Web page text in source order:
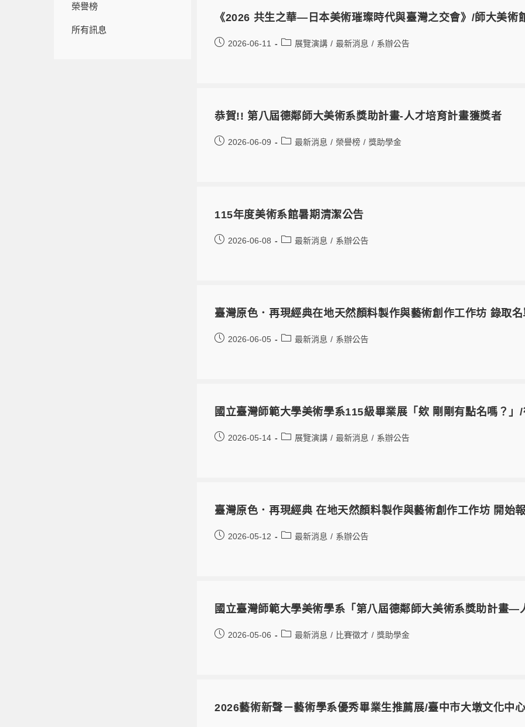
榮譽榜
所有訊息
《2026 共生之華—日本美術璀璨時代與臺灣之交會》/師大美術
2026-06-11 展覽演講 / 最新消息 / 系辦公告
恭賀!! 第八屆德鄰師大美術系獎助計畫-人才培育計畫獲獎者
2026-06-09 最新消息 / 榮譽榜 / 獎助學金
115年度美術系館暑期清潔公告
2026-06-08 最新消息 / 系辦公告
臺灣原色．再現經典在地天然顏料製作與藝術創作工作坊 錄取名
2026-06-05 最新消息 / 系辦公告
國立臺灣師範大學美術學系115級畢業展「欸 剛剛有點名嗎？」
2026-05-14 展覽演講 / 最新消息 / 系辦公告
臺灣原色．再現經典 在地天然顏料製作與藝術創作工作坊 開始
2026-05-12 最新消息 / 系辦公告
國立臺灣師範大學美術學系「第八屆德鄰師大美術系獎助計畫—
2026-05-06 最新消息 / 比賽徵才 / 獎助學金
2026藝術新聲－藝術學系優秀畢業生推薦展/臺中市大墩文化中